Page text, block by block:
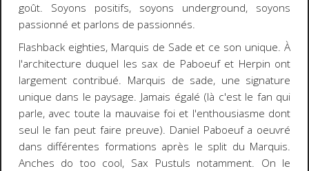
goût. Soyons positifs, soyons underground, soyons
passionné et parlons de passionnés.
Flashback eighties, Marquis de Sade et ce son unique. À
l'architecture duquel les sax de Paboeuf et Herpin ont
largement contribué. Marquis de sade, une signature
unique dans le paysage. Jamais égalé (là c'est le fan qui
parle, avec toute la mauvaise foi et l'enthousiasme dont
seul le fan peut faire preuve). Daniel Paboeuf a oeuvré
dans différentes formations après le split du Marquis.
Anches do too cool, Sax Pustuls notamment. On le